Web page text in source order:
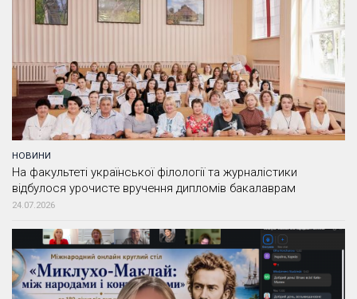
НОВИНИ
На факультеті української філології та журналістики
відбулося урочисте вручення дипломів бакалаврам
24.07.2026